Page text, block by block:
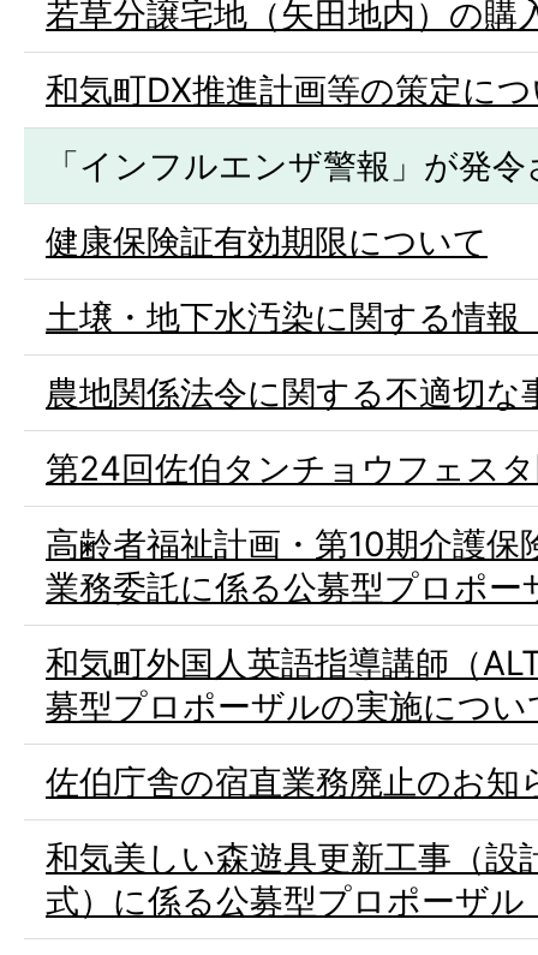
若草分譲宅地（矢田地内）の購
和気町DX推進計画等の策定に
「インフルエンザ警報」が発
健康保険証有効期限について
土壌・地下水汚染に関する情報
農地関係法令に関する不適切な
第24回佐伯タンチョウフェス
高齢者福祉計画・第10期介護保
業務委託に係る公募型プロポー
和気町外国人英語指導講師（
募型プロポーザルの実施につい
佐伯庁舎の宿直業務廃止のお知
和気美しい森遊具更新工事（設
式）に係る公募型プロポーザル